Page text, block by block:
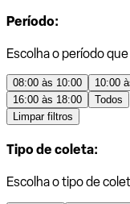
Período:
Escolha o período
08:00 às 10:00 10:00
16:00 às 18:00
Todos
Limpar filtros
Tipo de coleta:
Escolha o tipo de